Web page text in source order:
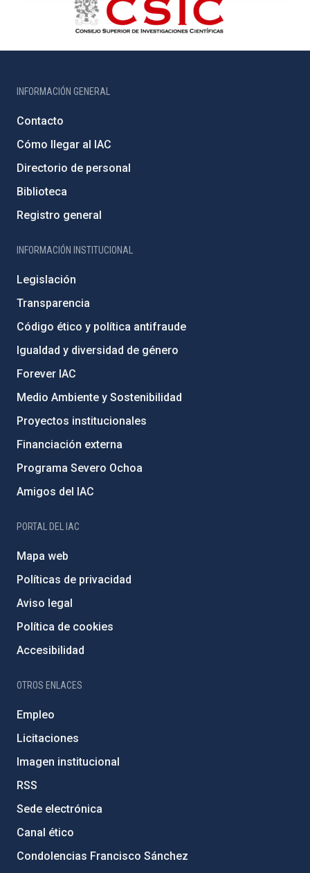
INFORMACIÓN GENERAL
Contacto
Cómo llegar al IAC
Directorio de personal
Biblioteca
Registro general
INFORMACIÓN INSTITUCIONAL
Legislación
Transparencia
Código ético y política antifraude
Igualdad y diversidad de género
Forever IAC
Medio Ambiente y Sostenibilidad
Proyectos institucionales
Financiación externa
Programa Severo Ochoa
Amigos del IAC
PORTAL DEL IAC
Mapa web
Políticas de privacidad
Aviso legal
Política de cookies
Accesibilidad
OTROS ENLACES
Empleo
Licitaciones
Imagen institucional
RSS
Sede electrónica
Canal ético
Condolencias Francisco Sánchez